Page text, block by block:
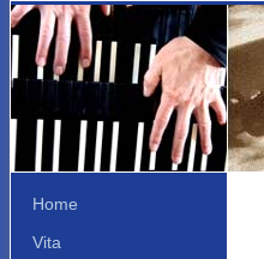
Home
Vita